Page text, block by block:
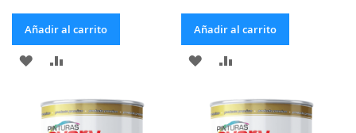
Añadir al carrito
AÑADIR
LA
COMPARAR
Añadir al carrito
AÑADIR
LA
COMPARAR